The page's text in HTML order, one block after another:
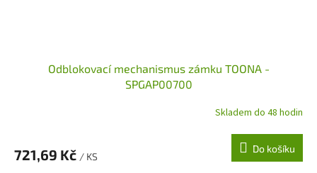
Odblokovací mechanismus zámku TOONA -
SPGAP00700
Skladem do 48 hodin
721,69 Kč / KS
Do košíku